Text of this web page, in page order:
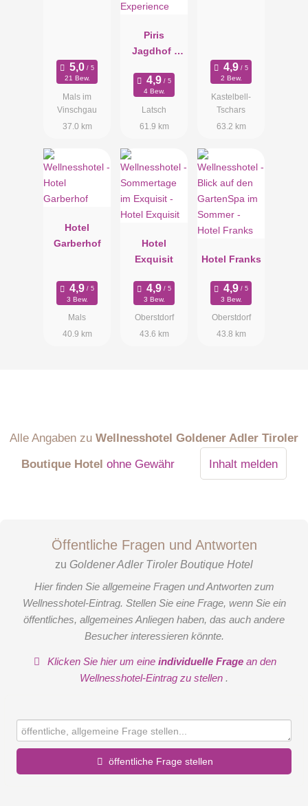
21 Bew.
Mals im
Vinschgau
37.0 km
Piris
Jagdhof |
Experience
4 Bew.
Latsch
61.9 km
2 Bew.
Kastelbell-
Tschars
63.2 km
Hotel
Garberhof
3 Bew.
Mals
40.9 km
Hotel
Exquisit
3 Bew.
Oberstdorf
43.6 km
Hotel Franks
3 Bew.
Oberstdorf
43.8 km
Alle Angaben zu Wellnesshotel Goldener Adler Tiroler
Boutique Hotel ohne Gewähr Inhalt melden
Öffentliche Fragen und Antworten
zu Goldener Adler Tiroler Boutique Hotel
Hier finden Sie allgemeine Fragen und Antworten zum
Wellnesshotel-Eintrag. Stellen Sie eine Frage, wenn Sie ein
öffentliches, allgemeines Anliegen haben, das auch andere
Besucher interessieren könnte.
Klicken Sie hier um eineindividuelle Frage an den
Wellnesshotel-Eintrag zu stellen .
öffentliche Frage stellen